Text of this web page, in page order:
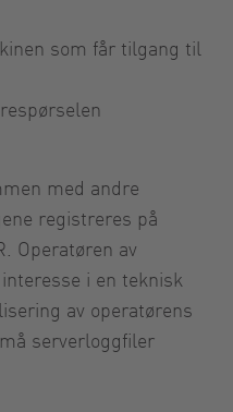
som får tilgang til
med andre
registreres på
Operatøren av
i en teknisk
av operatørens
serverloggfiler